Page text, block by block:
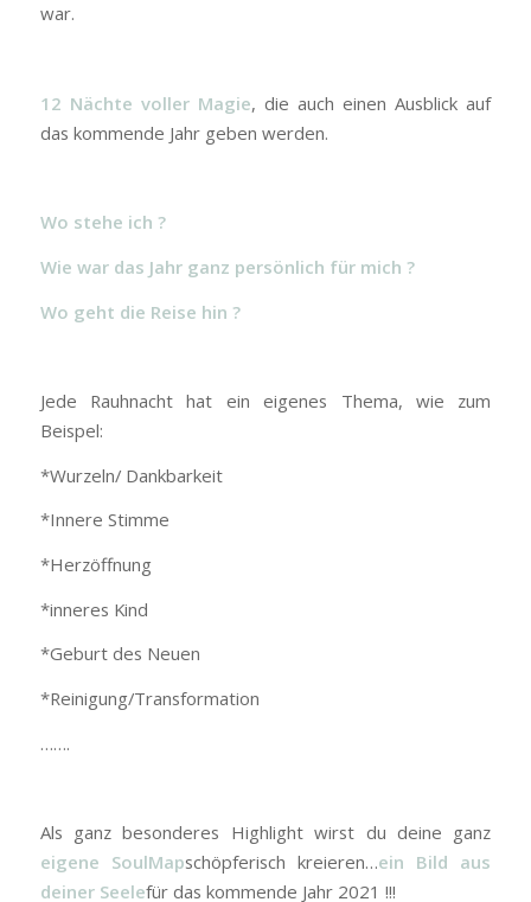
war.
12 Nächte voller Magie, die auch einen Ausblick auf
das kommende Jahr geben werden.
Wo stehe ich ?
Wie war das Jahr ganz persönlich für mich ?
Wo geht die Reise hin ?
Jede Rauhnacht hat ein eigenes Thema, wie zum
Beispel:
*Wurzeln/ Dankbarkeit
*Innere Stimme
*Herzöffnung
*inneres Kind
*Geburt des Neuen
*Reinigung/Transformation
…….
Als ganz besonderes Highlight wirst du deine ganz
eigene SoulMapschöpferisch kreieren…ein Bild aus
deiner Seelefür das kommende Jahr 2021 !!!